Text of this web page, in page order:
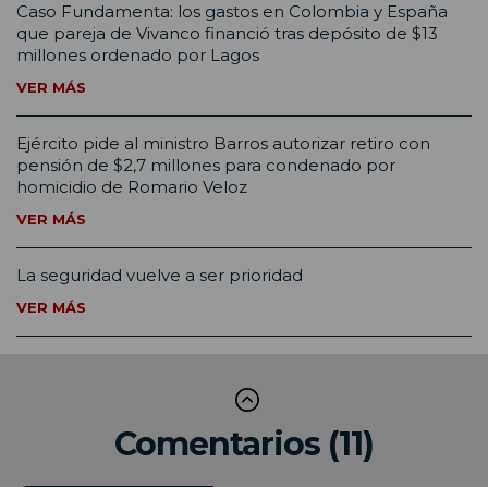
Caso Fundamenta: los gastos en Colombia y España
que pareja de Vivanco financió tras depósito de $13
millones ordenado por Lagos
VER MÁS
Ejército pide al ministro Barros autorizar retiro con
pensión de $2,7 millones para condenado por
homicidio de Romario Veloz
VER MÁS
La seguridad vuelve a ser prioridad
VER MÁS
Comentarios (11)